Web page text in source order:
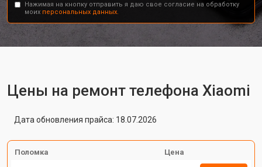
Нажимая на кнопку отправить я даю свое согласие на обработку
моих персональных данных.
Цены на ремонт телефона Xiaomi
Дата обновления прайса: 18.07.2026
Поломка Цена